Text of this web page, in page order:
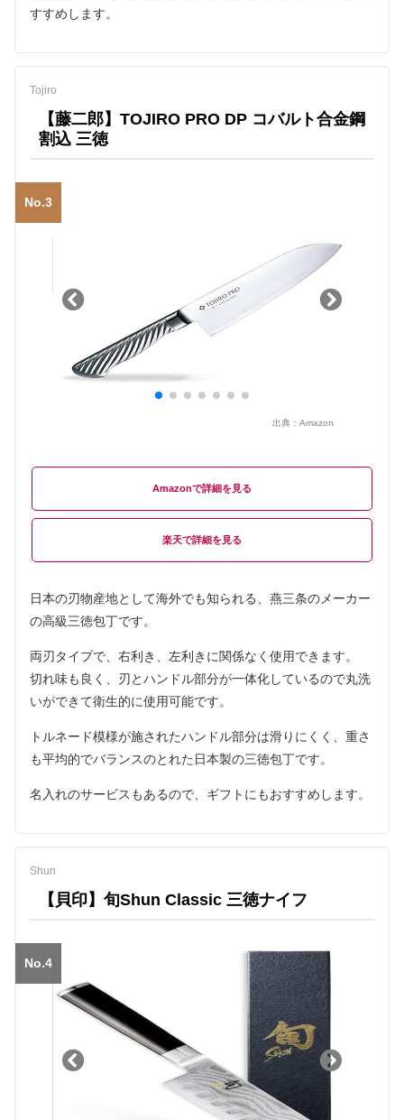
すすめします。
Tojiro
【藤二郎】TOJIRO PRO DP コバルト合金鋼
割込 三徳
No.3
出典： Amazon
Amazon
楽天
日本の刃物産地として海外でも知られる、燕三条のメーカー
の高級三徳包丁です。
両刃タイプで、右利き、左利きに関係なく使用できます。
切れ味も良く、刃とハンドル部分が一体化しているので丸洗
いができて衛生的に使用可能です。
トルネード模様が施されたハンドル部分は滑りにくく、重さ
も平均的でバランスのとれた日本製の三徳包丁です。
名入れのサービスもあるので、ギフトにもおすすめします。
Shun
【貝印】旬Shun Classic 三徳ナイフ
No.4